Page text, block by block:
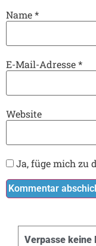
Name*
E-Mail-Adresse*
Website
Ja, füge mich zu
Verpasse keine